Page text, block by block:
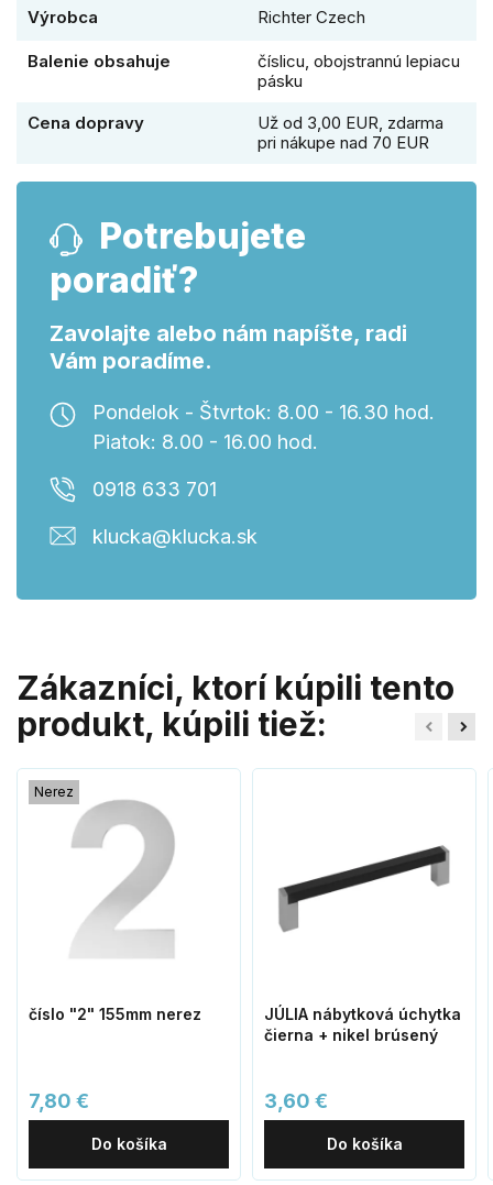
Výrobca Richter Czech
Balenie obsahuje
číslicu, obojstrannú lepiacu
pásku
Cena dopravy
Už od 3,00 EUR, zdarma
pri nákupe nad 70 EUR
Potrebujete
poradiť?
Zavolajte alebo nám napíšte, radi
Vám poradíme.
Pondelok - Štvrtok: 8.00 - 16.30 hod.
Piatok: 8.00 - 16.00 hod.
0918 633 701
klucka@klucka.sk
Zákazníci, ktorí kúpili tento
produkt, kúpili tiež:
Nerez
číslo "2" 155mm nerez
7,80 €
Do košíka
JÚLIA nábytková úchytka
čierna + nikel brúsený
3,60 €
Do košíka